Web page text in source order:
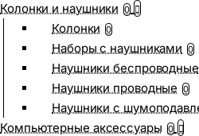
Колонки и наушники 0
Колонки 0
Наборы с наушниками 0
Наушники беспроводные
Наушники проводные 0
Наушники с
Компьютерные аксессуары 0